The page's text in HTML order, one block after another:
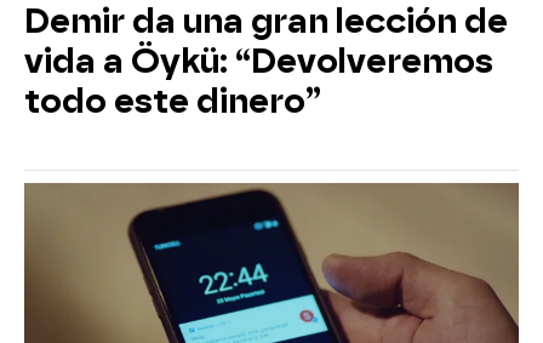
Demir da una gran lección de
vida a Öykü: “Devolveremos
todo este dinero”